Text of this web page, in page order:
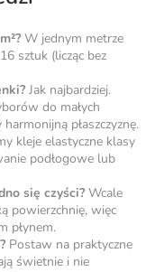
W jednym metrze
sztuk (licząc bez
Jak najbardziej.
do małych
płaszczyznę.
kleje elastyczne klasy
podłogowe lub
się czyści? Wcale
powierzchnię, więc
płynem.
Postaw na praktyczne
świetnie i nie